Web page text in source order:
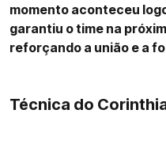
momento aconteceu
garantiu o time na
reforçando a união e a
Técnica do